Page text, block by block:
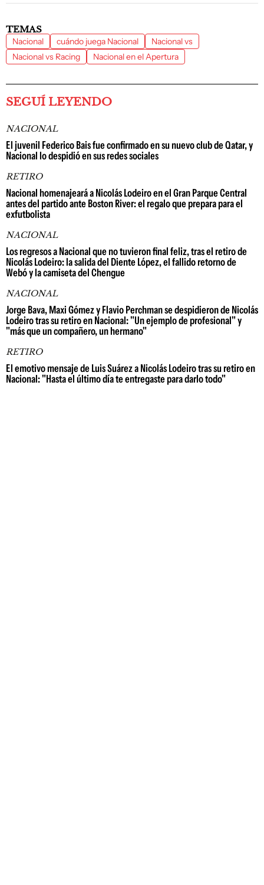
TEMAS
Nacional cuándo juega Nacional
Nacional vs
Nacional vs Racing
Nacional en el Apertura
SEGUÍ LEYENDO
NACIONAL
El juvenil Federico Bais fue confirmado en su nuevo club de Qatar, y
Nacional lo despidió en sus redes sociales
RETIRO
Nacional homenajeará a Nicolás Lodeiro en el Gran Parque Central
antes del partido ante Boston River: el regalo que prepara para el
exfutbolista
NACIONAL
Los regresos a Nacional que no tuvieron final feliz, tras el retiro de
Nicolás Lodeiro: la salida del Diente López, el fallido retorno de
Webó y la camiseta del Chengue
NACIONAL
Jorge Bava, Maxi Gómez y Flavio Perchman se despidieron de Nicolás
Lodeiro tras su retiro en Nacional: "Un ejemplo de profesional" y
"más que un compañero, un hermano"
RETIRO
El emotivo mensaje de Luis Suárez a Nicolás Lodeiro tras su retiro en
Nacional: "Hasta el último día te entregaste para darlo todo"